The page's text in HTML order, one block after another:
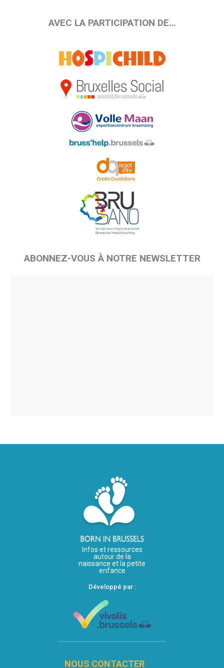
AVEC LA PARTICIPATION DE…
ABONNEZ-VOUS À NOTRE NEWSLETTER
Infos et ressources
autour de la
naissance et la petite
enfance
Développé par :
NOUS CONTACTER